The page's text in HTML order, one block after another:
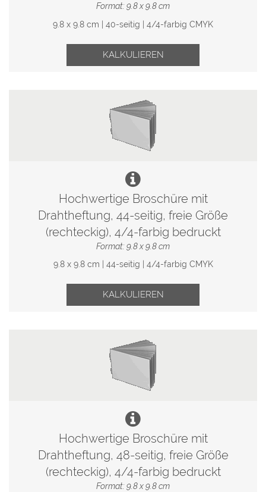
Format: 9.8 x 9.8 cm
9.8 x 9.8 cm | 40-seitig | 4/4-farbig CMYK
KALKULIEREN
Hochwertige Broschüre mit
Drahtheftung, 44-seitig, freie Größe
(rechteckig), 4/4-farbig bedruckt
Format: 9.8 x 9.8 cm
9.8 x 9.8 cm | 44-seitig | 4/4-farbig CMYK
KALKULIEREN
Hochwertige Broschüre mit
Drahtheftung, 48-seitig, freie Größe
(rechteckig), 4/4-farbig bedruckt
Format: 9.8 x 9.8 cm